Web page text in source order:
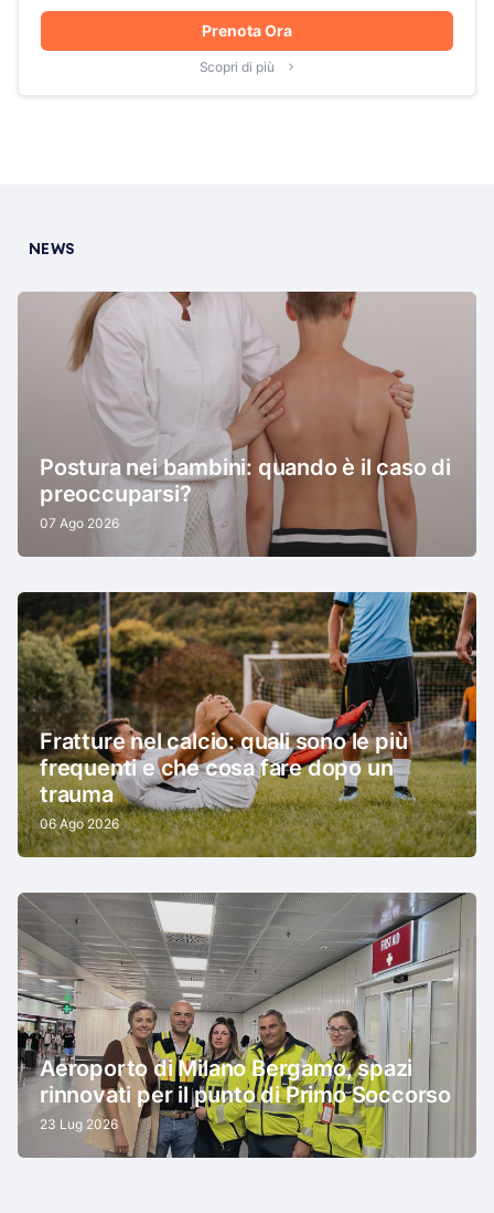
Prenota Ora
Scopri di più
NEWS
Postura nei bambini: quando è il caso di
preoccuparsi?
07 Ago 2026
Fratture nel calcio: quali sono le più
frequenti e che cosa fare dopo un
trauma
06 Ago 2026
Aeroporto di Milano Bergamo, spazi
rinnovati per il punto di Primo Soccorso
23 Lug 2026